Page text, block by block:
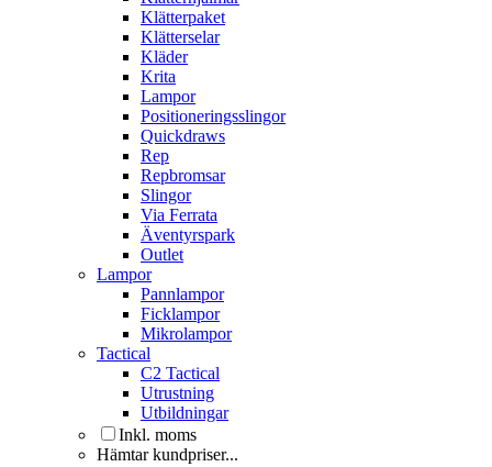
Klätterpaket
Klätterselar
Kläder
Krita
Lampor
Positioneringsslingor
Quickdraws
Rep
Repbromsar
Slingor
Via Ferrata
Äventyrspark
Outlet
Lampor
Pannlampor
Ficklampor
Mikrolampor
Tactical
C2 Tactical
Utrustning
Utbildningar
Inkl. moms
Hämtar kundpriser...